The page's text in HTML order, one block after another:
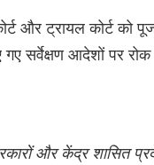
और ट्रायल कोर्ट
गए सर्वेक्षण आदेशों पर
और केंद्र शासित